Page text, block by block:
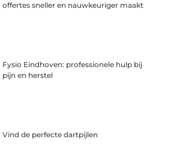
offertes sneller en nauwkeuriger maakt
Fysio Eindhoven: professionele hulp bij
pijn en herstel
Vind de perfecte dartpijlen